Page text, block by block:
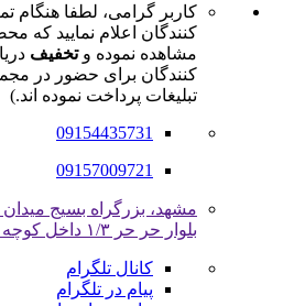
کاربر گرامی، لطفا هنگام
کنندگان اعلام نمایید که
مشاهده نموده وتخفیف
کنندگان برای حضور در
تبلیغات پرداخت نموده اند.)
09154435731
09157009721
مشهد، بزرگراه بسیج
بلوار حر حر ۱/۳ داخل کوچه بلوک صنعتی چهارم
کانال تلگرام
پیام در تلگرام